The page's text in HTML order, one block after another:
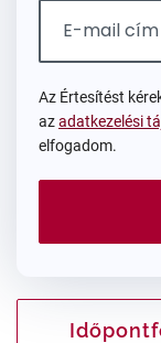
Az Értesítést
azadatkezelési
elfogadom.